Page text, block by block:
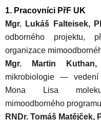
1. Pracovníci PřF UK
Mgr. Lukáš Falteisek,
odborného projektu,
organizace
Mgr. Martin Kuthan,
mikrobiologie — vedení
Mona Lisa
mimoodborného programu
RNDr. Tomáš Matějček,